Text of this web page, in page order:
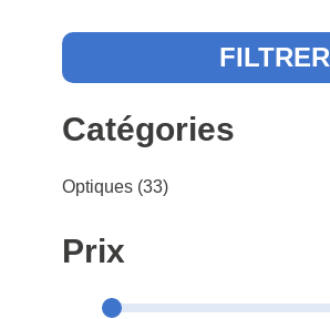
FILTRER
Catégories
Optiques (33)
Prix